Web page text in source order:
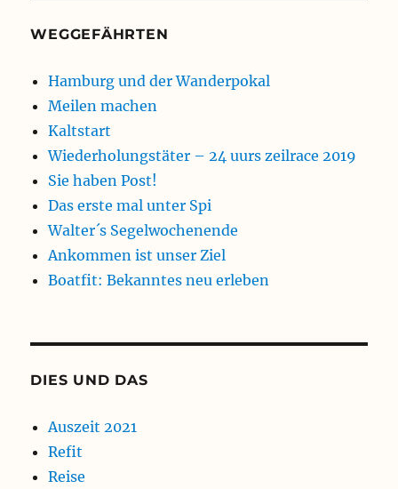
WEGGEFÄHRTEN
Hamburg und der Wanderpokal
Meilen machen
Kaltstart
Wiederholungstäter – 24 uurs zeilrace 2019
Sie haben Post!
Das erste mal unter Spi
Walter´s Segelwochenende
Ankommen ist unser Ziel
Boatfit: Bekanntes neu erleben
DIES UND DAS
Auszeit 2021
Refit
Reise